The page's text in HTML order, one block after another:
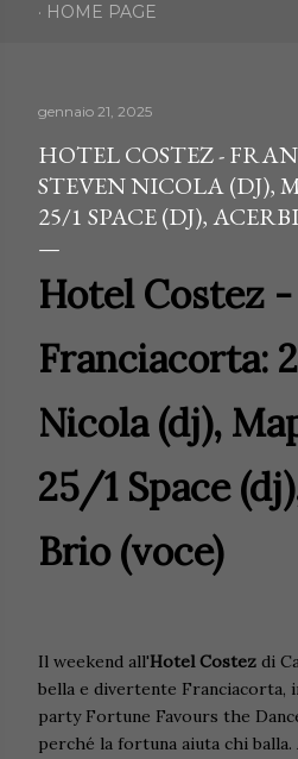
HOME PAGE
gennaio 21, 2025
HOTEL COSTEZ -
STEVEN NICOLA (DJ),
25/1 SPACE (DJ),
Hotel Costez -
Franciacorta:
Nicola (dj),
25/1 Space
Brio (voce)
Il weekend all'Hotel Costez di
bella e divertente Franciacorta,
party Fortune Favours the
perché la fortuna aiuta chi balla.